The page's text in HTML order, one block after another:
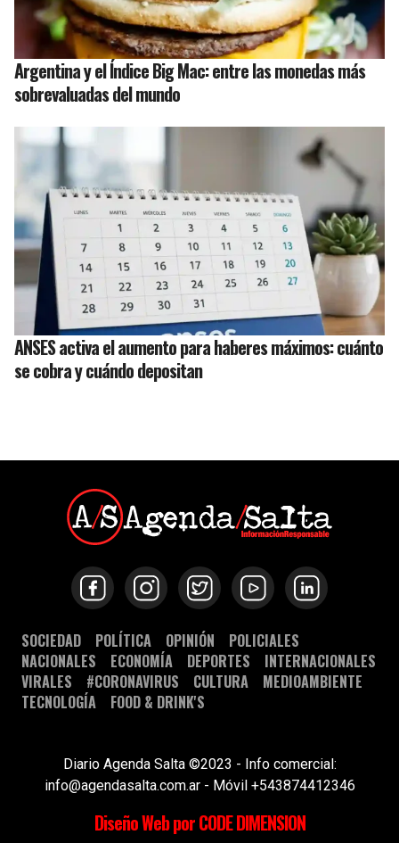
Argentina y el Índice Big Mac: entre las monedas más
sobrevaluadas del mundo
ANSES activa el aumento para haberes máximos: cuánto
se cobra y cuándo depositan
SOCIEDAD POLÍTICA OPINIÓN
POLICIALES
NACIONALES
ECONOMÍA DEPORTES
INTERNACIONALES
VIRALES
#CORONAVIRUS CULTURA
MEDIOAMBIENTE
TECNOLOGÍA
FOOD & DRINK'S
Diario Agenda Salta ©2023 - Info comercial:
info@agendasalta.com.ar - Móvil +543874412346
Diseño Web por CODE DIMENSION